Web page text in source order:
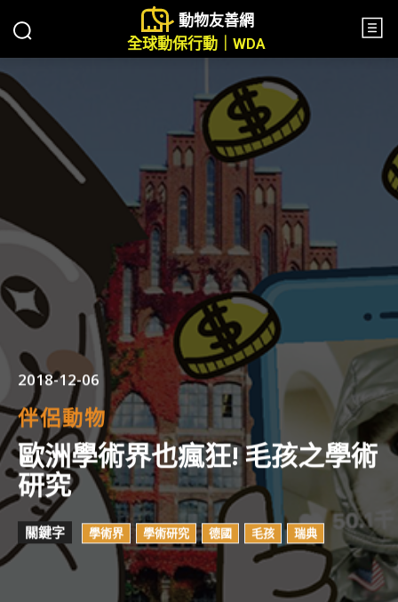
動物友善網
全球動保行動｜WDA
2018-12-06
伴侶動物
歐洲學術界也瘋狂! 毛孩之學術
研究
關鍵字 學術界 學術研究 德國 毛孩 瑞典